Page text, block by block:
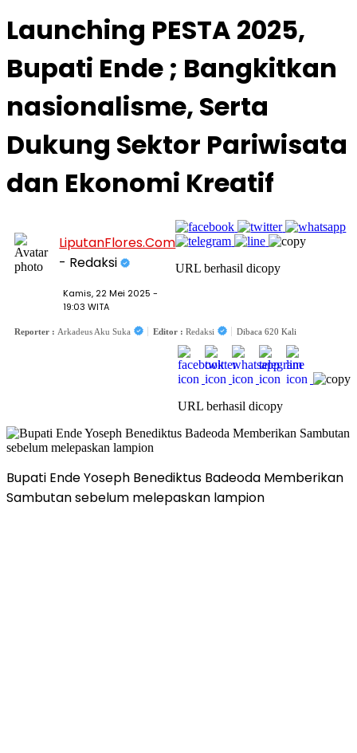
Launching PESTA 2025,
Bupati Ende ; Bangkitkan
nasionalisme, Serta
Dukung Sektor Pariwisata
dan Ekonomi Kreatif
LiputanFlores.Com
- Redaksi
Kamis, 22 Mei 2025 -
19:03 WITA
URL berhasil dicopy
Reporter : Arkadeus Aku Suka Editor : Redaksi Dibaca 620 Kali
URL berhasil dicopy
Bupati Ende Yoseph Benediktus Badeoda Memberikan
Sambutan sebelum melepaskan lampion